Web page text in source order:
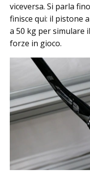
viceversa. Si parla
finisce qui: il pistone
a 50 kg per simulare
forze in gioco.